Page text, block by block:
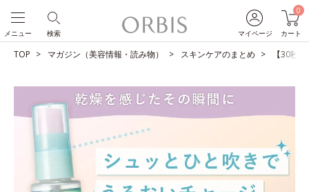
マイページ
0
カート
検索
メニュー
TOP マガジン（美容情報・読み物） スキンケアのまとめ 【30秒